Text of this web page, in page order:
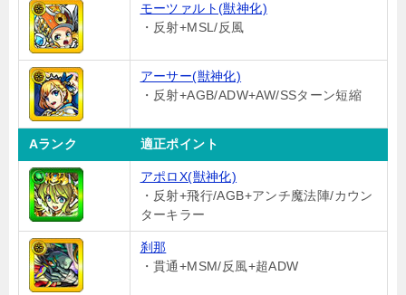
モーツァルト(獣神化)
・反射+MSL/反風
アーサー(獣神化)
・反射+AGB/ADW+AW/SSターン短縮
Aランク 適正ポイント
アポロX(獣神化)
・反射+飛行/AGB+アンチ魔法陣/カウン
ターキラー
刹那
・貫通+MSM/反風+超ADW